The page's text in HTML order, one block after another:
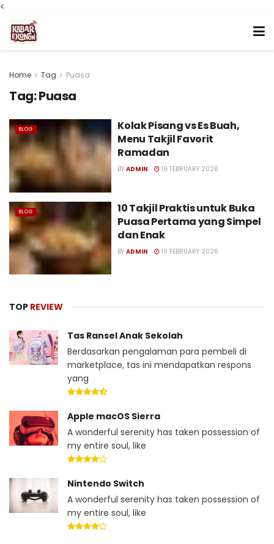
<
Home Tag Puasa
Tag:Puasa
BLOG
Kolak Pisang vs Es Buah,
Menu Takjil Favorit
Ramadan
BY ADMIN 19 FEBRUARY 2026
BLOG
10 Takjil Praktis untuk Buka
Puasa Pertama yang Simpel
dan Enak
BY ADMIN 19 FEBRUARY 2026
TOP REVIEW
Tas Ransel Anak Sekolah
Berdasarkan pengalaman para pembeli di
marketplace, tas ini mendapatkan respons
yang
Apple macOS Sierra
A wonderful serenity has taken possession of
my entire soul, like
Nintendo Switch
A wonderful serenity has taken possession of
my entire soul, like